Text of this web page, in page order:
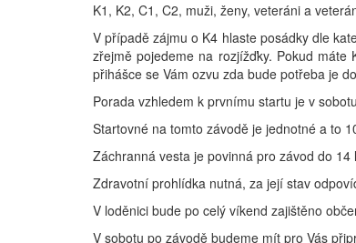
K1, K2, C1, C2, muži, ženy, veteráni a
V případě zájmu o K4 hlaste posádky dle
zřejmě pojedeme na rozjížďky. Pokud
přihášce se Vám ozvu zda bude potřeba je
Porada vzhledem k prvnímu startu je v
Startovné na tomto závodě je jednotné a to
Záchranná vesta je povinná pro závod do 14
Zdravotní prohlídka nutná, za její stav
V loděnici bude po celý víkend zajištěno
V sobotu po závodě budeme mít pro Vás